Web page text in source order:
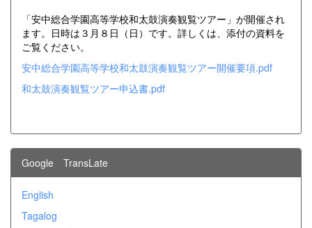
「安中総合学園高等学校和太鼓演奏観覧ツアー」が開催され
ます。日時は３月８日（日）です。詳しくは、添付の資料を
ご覧ください。
安中総合学園高等学校和太鼓演奏観覧ツアー開催要項.pdf
和太鼓演奏観覧ツアー申込書.pdf
Google TransLate
English
Tagalog